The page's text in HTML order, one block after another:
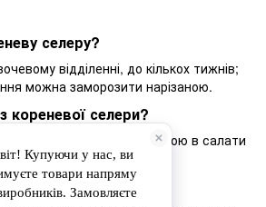
селеру?
відділенні, до кількох тижнів;
можна заморозити нарізаною.
кореневої селери?
а також додавати сирою в салати
сирою?